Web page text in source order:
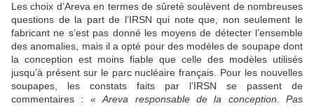
Les choix d’Areva en termes de sûreté soulèvent de nombreuses
questions de la part de l’IRSN qui note que, non seulement le
fabricant ne s’est pas donné les moyens de détecter l’ensemble
des anomalies, mais il a opté pour des modèles de soupape dont
la conception est moins fiable que celle des modèles utilisés
jusqu’à présent sur le parc nucléaire français. Pour les nouvelles
soupapes, les constats faits par l’IRSN se passent de
commentaires : « Areva responsable de la conception. Pas